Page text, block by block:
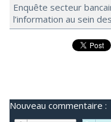
Enquête secteur
l’information au sein
Nouveau commentaire :